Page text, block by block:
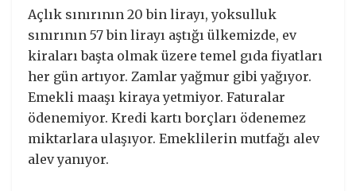
Açlık sınırının 20 bin lirayı, yoksulluk
sınırının 57 bin lirayı aştığı ülkemizde, ev
kiraları başta olmak üzere temel gıda fiyatları
her gün artıyor. Zamlar yağmur gibi yağıyor.
Emekli maaşı kiraya yetmiyor. Faturalar
ödenemiyor. Kredi kartı borçları ödenemez
miktarlara ulaşıyor. Emeklilerin mutfağı alev
alev yanıyor.